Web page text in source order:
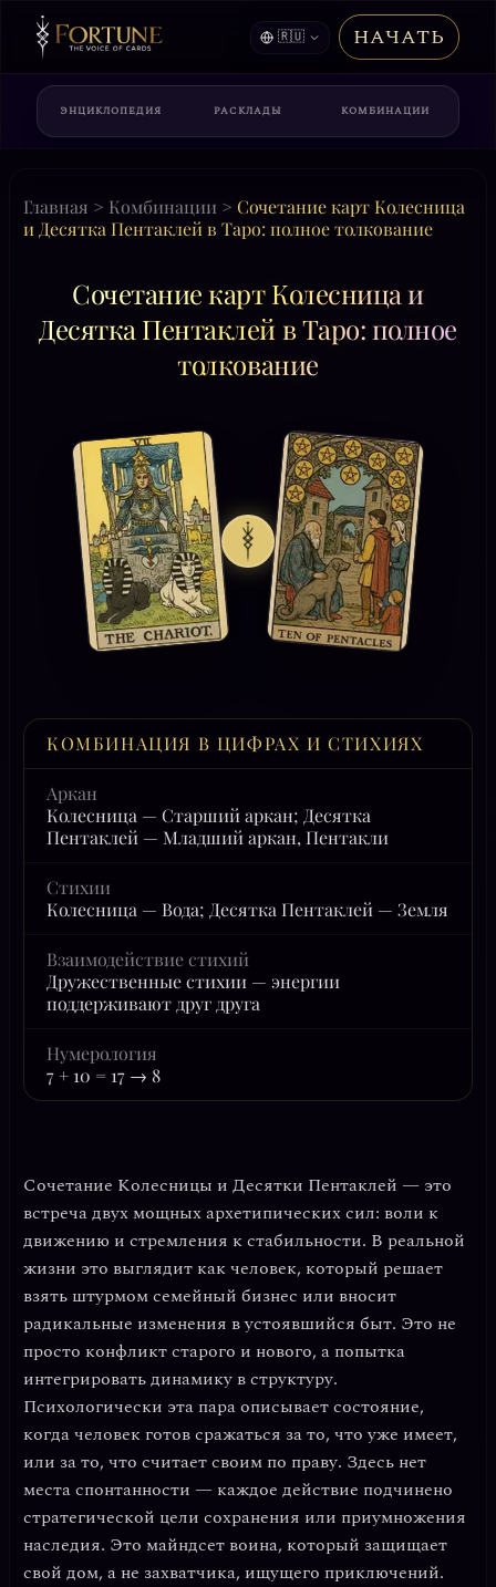
🇷🇺 НАЧАТЬ
ЭНЦИКЛОПЕДИЯ РАСКЛАДЫ КОМБИНАЦИИ
Главная > Комбинации > Сочетание карт Колесница
и Десятка Пентаклей в Таро: полное толкование
Сочетание карт Колесница и
Десятка Пентаклей в Таро: полное
толкование
КОМБИНАЦИЯ В ЦИФРАХ И СТИХИЯХ
Аркан
Колесница — Старший аркан; Десятка
Пентаклей — Младший аркан, Пентакли
Стихии
Колесница — Вода; Десятка Пентаклей — Земля
Взаимодействие стихий
Дружественные стихии — энергии
поддерживают друг друга
Нумерология
7 + 10 = 17 → 8
Сочетание Колесницы и Десятки Пентаклей — это
встреча двух мощных архетипических сил: воли к
движению и стремления к стабильности. В реальной
жизни это выглядит как человек, который решает
взять штурмом семейный бизнес или вносит
радикальные изменения в устоявшийся быт. Это не
просто конфликт старого и нового, а попытка
интегрировать динамику в структуру.
Психологически эта пара описывает состояние,
когда человек готов сражаться за то, что уже имеет,
или за то, что считает своим по праву. Здесь нет
места спонтанности — каждое действие подчинено
стратегической цели сохранения или приумножения
наследия. Это майндсет воина, который защищает
свой дом, а не захватчика, ищущего приключений.